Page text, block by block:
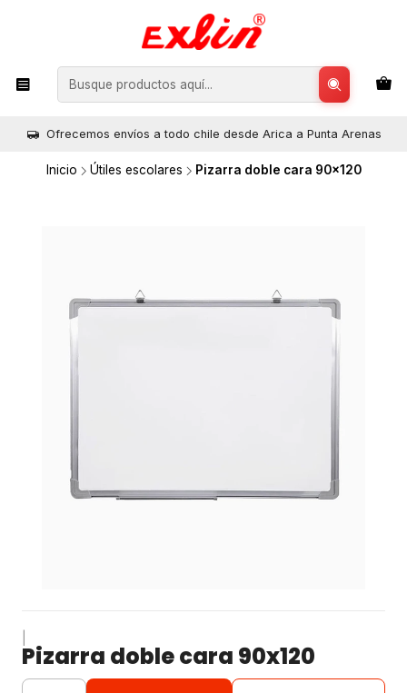
Ofrecemos envíos a todo chile desde Arica a Punta Arenas
Inicio Útiles escolares Pizarra doble cara 90x120
Pizarra doble cara 90x120